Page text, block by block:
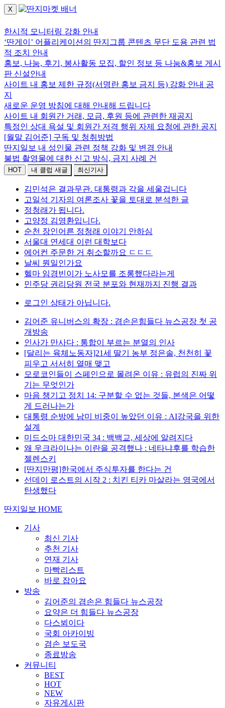
X
한시적 모니터링 강화 안내
‘딴게이’ 어플리케이션의 딴지그룹 콘텐츠 무단 도용 관련 법
적 조치 안내
홍보, 나눔, 후기, 봉사활동 모집, 할인 정보 등 나눔&홍보 게시
판 신설안내
사이트 내 홍보 제한 규정(서명란 홍보 금지 등) 강화 안내 공
지
새로운 운영 방침에 대해 안내해 드립니다
사이트 내 회원간 거래, 모금, 후원 등에 관련한 재공지
특정인 상대 욕설 및 회원간 저격 행위 자제 요청에 관한 공지
[월말 김어준] 구독 및 청취방법
딴지일보 내 성인물 관련 정책 강화 및 변경 안내
불법 촬영물에 대한 신고 방식, 금지 사례 건
HOT 내 클럽 새글 최신기사
김민석은 결과무관. 대통령과 각을 세울겁니다
고일석 기자의 여론조사 꽃을 토대로 분석한 글
정청래가 됩니다.
고양정 김영환입니다.
순천 장인어른 정청래 이야기 안하심
서울대 연세대 이런 대학보다
에어컨 주문한 거 취소할까요 ㄷㄷㄷ
날씨 뭔일인가요
헬마 임경빈이가 노사모를 조롱했다라는게
민주당 권리당원 전국 분포와 현재까지 진행 결과
로그인 상태가 아닙니다.
김어준 유니버스의 확장 : 겸손은힘들다 뉴스공장 첫 공
개방송
인사가 만사다 : 통합이 부르는 분열의 인사
[달리는 육체노동자]21세 딸기 농부 정은솔, 천천히 꽃
피우고 서서히 열매 맺고
모로코인들이 스페인으로 몰려온 이유 : 유럽의 진짜 위
기는 무엇인가
마음 챙기고 정치 14: 구분할 수 없는 것들, 본색은 어떻
게 드러나는가
대통령 순방에 남미 비중이 높았던 이유 : AI강국을 위한
설계
미드소마 대한민국 34 : 백백교, 세상에 알려지다
왜 우크라이나는 이란을 공격했나 : 네타냐후를 학습한
젤렌스키
[딴지만평]한국에서 주식투자를 한다는 건
선데이 로스트의 시작 2 : 치킨 티카 마살라는 영국에서
탄생했다
딴지일보 HOME
기사
최신 기사
추천 기사
연재 기사
마빡리스트
바로 잡아요
방송
김어준의 겸손은 힘들다 뉴스공장
요약은 더 힘들다 뉴스공장
다스뵈이다
국회 아카이빙
겸손 보도국
종료방송
커뮤니티
BEST
HOT
NEW
자유게시판